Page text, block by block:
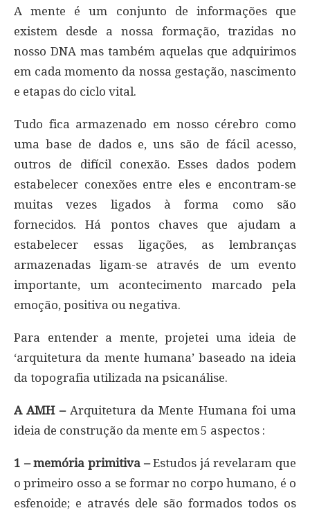
A mente é um conjunto de informações que
existem desde a nossa formação, trazidas no
nosso DNA mas também aquelas que adquirimos
em cada momento da nossa gestação, nascimento
e etapas do ciclo vital.
Tudo fica armazenado em nosso cérebro como
uma base de dados e, uns são de fácil acesso,
outros de difícil conexão. Esses dados podem
estabelecer conexões entre eles e encontram-se
muitas vezes ligados à forma como são
fornecidos. Há pontos chaves que ajudam a
estabelecer essas ligações, as lembranças
armazenadas ligam-se através de um evento
importante, um acontecimento marcado pela
emoção, positiva ou negativa.
Para entender a mente, projetei uma ideia de
‘arquitetura da mente humana’ baseado na ideia
da topografia utilizada na psicanálise.
A AMH – Arquitetura da Mente Humana foi uma
ideia de construção da mente em 5 aspectos :
1 – memória primitiva –Estudos já revelaram que
o primeiro osso a se formar no corpo humano, é o
esfenoide; e através dele são formados todos os